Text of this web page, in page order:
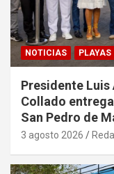
NOTICIAS PLAYAS
Presidente Luis
Collado
San Pedro de
3 agosto 2026